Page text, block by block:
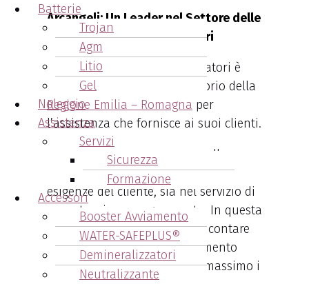
Batterie
Trojan
Agm
Litio
Gel
Noleggio
Assistenza
Servizi
Sicurezza
Formazione
Accessori
Booster Avviamento
WATER-SAFEPLUS®
Demineralizzatori
Neutralizzante
Arcangeli: Un Leader nel Settore delle
Batterie per Carrelli Elevatori
L’ azienda Arcangeli Accumulatori è
riconosciuta su tutto il territorio della
Regione Emilia – Romagna per
l’assistenza che fornisce ai suoi clienti.
L’assistenza sia nella scelta delle
migliori batterie, più idonee alle
esigenze del cliente, sia nel servizio di
manutenzione programmata. In questa
maniera il cliente sa di poter contare
su Arcangeli in qualsiasi momento
abbia bisogno, riducendo al massimo i